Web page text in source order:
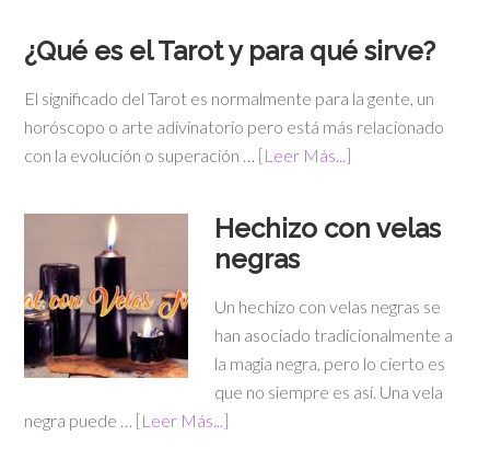
¿Qué es el Tarot y para qué sirve?
El significado del Tarot es normalmente para la gente, un
horóscopo o arte adivinatorio pero está más relacionado
con la evolución o superación … [Leer Más...]
Hechizo con velas
negras
Un hechizo con velas negras se
han asociado tradicionalmente a
la magia negra, pero lo cierto es
que no siempre es así. Una vela
negra puede … [Leer Más...]